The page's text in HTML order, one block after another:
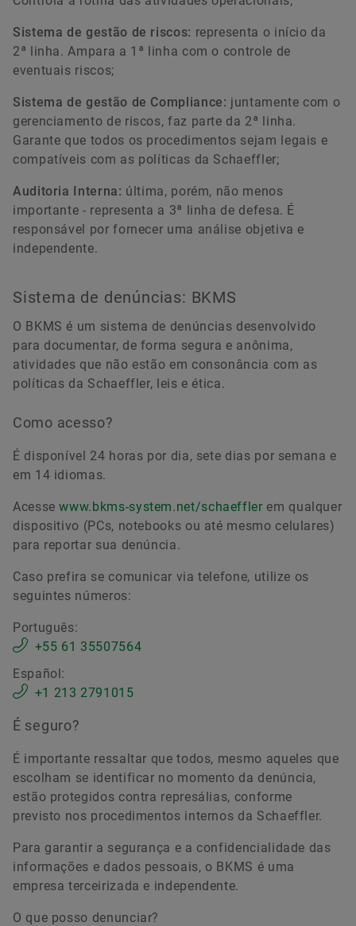
Sistema de gestão de riscos: representa o início da
2ª linha. Ampara a 1ª linha com o controle de
eventuais riscos;
Sistema de gestão de Compliance: juntamente com o
gerenciamento de riscos, faz parte da 2ª linha.
Garante que todos os procedimentos sejam legais e
compatíveis com as políticas da Schaeffler;
Auditoria Interna: última, porém, não menos
importante - representa a 3ª linha de defesa. É
responsável por fornecer uma análise objetiva e
independente.
Sistema de denúncias: BKMS
O BKMS é um sistema de denúncias desenvolvido
para documentar, de forma segura e anônima,
atividades que não estão em consonância com as
políticas da Schaeffler, leis e ética.
Como acesso?
É disponível 24 horas por dia, sete dias por semana e
em 14 idiomas.
Acessewww.bkms-system.net/schaeffler em qualquer
dispositivo (PCs, notebooks ou até mesmo celulares)
para reportar sua denúncia.
Caso prefira se comunicar via telefone, utilize os
seguintes números:
Português:
+55 61 35507564
Español:
+1 213 2791015
É seguro?
É importante ressaltar que todos, mesmo aqueles que
escolham se identificar no momento da denúncia,
estão protegidos contra represálias, conforme
previsto nos procedimentos internos da Schaeffler.
Para garantir a segurança e a confidencialidade das
informações e dados pessoais, o BKMS é uma
empresa terceirizada e independente.
O que posso denunciar?